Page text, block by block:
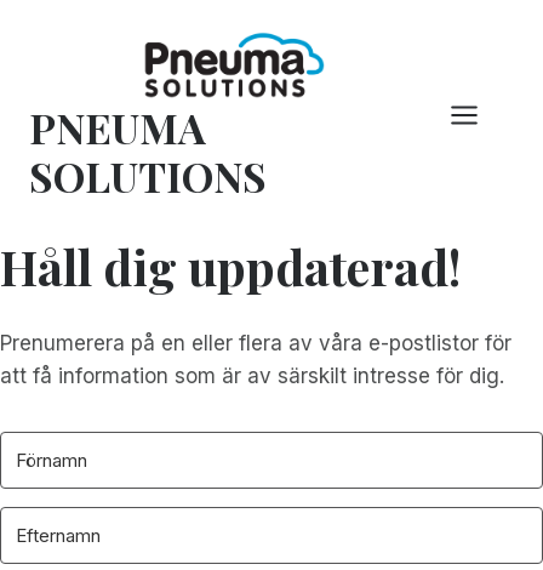
PNEUMA
SOLUTIONS
Håll dig uppdaterad!
Prenumerera på en eller flera av våra e-postlistor för
att få information som är av särskilt intresse för dig.